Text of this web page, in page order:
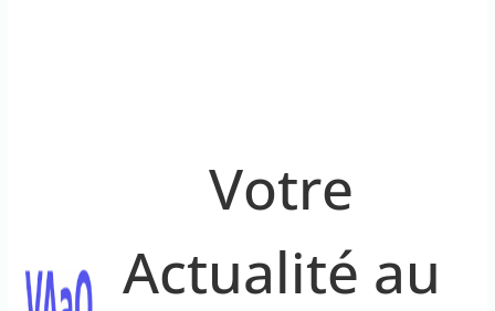
Votre
Actualité au